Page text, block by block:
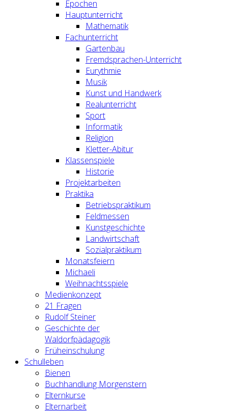
Epochen
Hauptunterricht
Mathematik
Fachunterricht
Gartenbau
Fremdsprachen-Unterricht
Eurythmie
Musik
Kunst und Handwerk
Realunterricht
Sport
Informatik
Religion
Kletter-Abitur
Klassenspiele
Historie
Projektarbeiten
Praktika
Betriebspraktikum
Feldmessen
Kunstgeschichte
Landwirtschaft
Sozialpraktikum
Monatsfeiern
Michaeli
Weihnachtsspiele
Medienkonzept
21 Fragen
Rudolf Steiner
Geschichte der
Waldorfpädagogik
Früheinschulung
Schulleben
Bienen
Buchhandlung Morgenstern
Elternkurse
Elternarbeit